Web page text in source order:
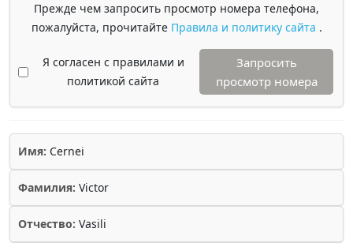
Прежде чем запросить просмотр номера телефона,
пожалуйста, прочитайте Правила и политику сайта .
Я согласен с правилами и
политикой сайта
Запросить
просмотр номера
Имя: Cernei
Фамилия: Victor
Отчество: Vasili